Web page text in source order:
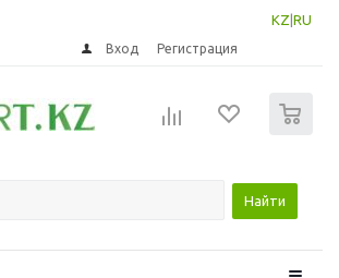
KZ RU
Вход Регистрация
Найти